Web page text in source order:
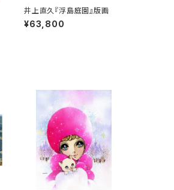
井上直久『浮島庭園』版画
¥63,800